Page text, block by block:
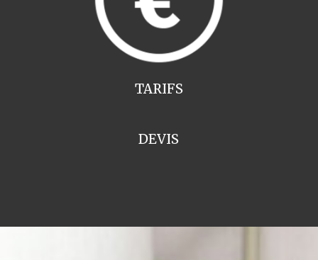
TARIFS
DEVIS